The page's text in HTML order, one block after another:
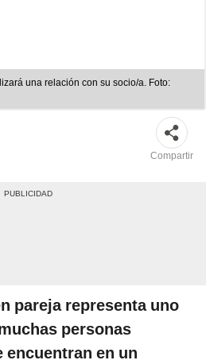
una relación con su socio/a. Foto:
Compartir
pareja representa uno
personas
encuentran en un